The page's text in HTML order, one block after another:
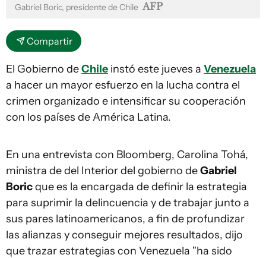
Gabriel Boric, presidente de Chile AFP
Compartir
El Gobierno deChile instó este jueves a Venezuela
a hacer un mayor esfuerzo en la lucha contra el
crimen organizado e intensificar su cooperación
con los países de América Latina.
En una entrevista con Bloomberg, Carolina Tohá,
ministra de del Interior del gobierno deGabriel
Boricque es la encargada de definir la estrategia
para suprimir la delincuencia y de trabajar junto a
sus pares latinoamericanos, a fin de profundizar
las alianzas y conseguir mejores resultados, dijo
que trazar estrategias con Venezuela "ha sido